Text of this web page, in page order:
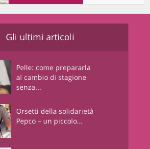
Gli ultimi articoli
Pelle: come prepararla
al cambio di stagione
senza...
Orsetti della solidarietà
Pepco – un piccolo...